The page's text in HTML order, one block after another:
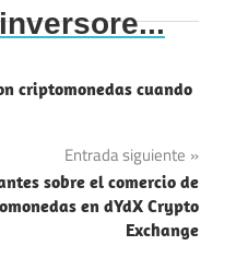
criptomonedas cuando
Entrada siguiente
sobre el comercio de
en dYdX Crypto
Exchange